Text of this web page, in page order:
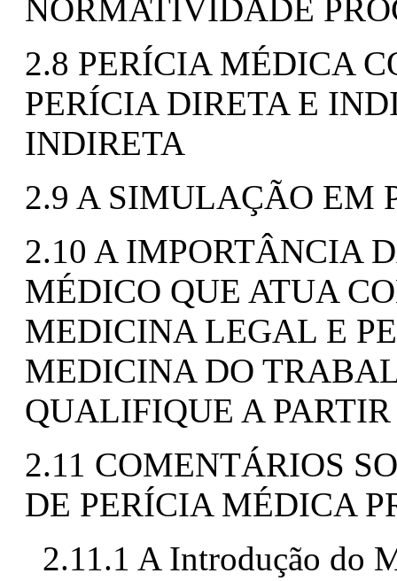
NORMATIVIDADE
2.8 PERÍCIA MÉDICA
PERÍCIA DIRETA E
INDIRETA
2.9 A SIMULAÇÃO EM
2.10 A IMPORTÂNCIA
MÉDICO QUE ATUA
MEDICINA LEGAL E
MEDICINA DO
QUALIFIQUE A
2.11 COMENTÁRIOS
DE PERÍCIA MÉDICA
2.11.1 A Introdução do